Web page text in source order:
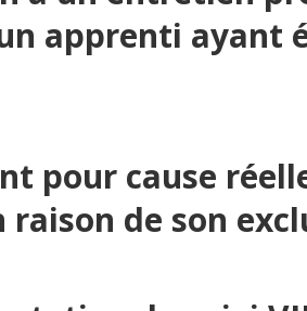
apprenti ayant
pour cause
de son